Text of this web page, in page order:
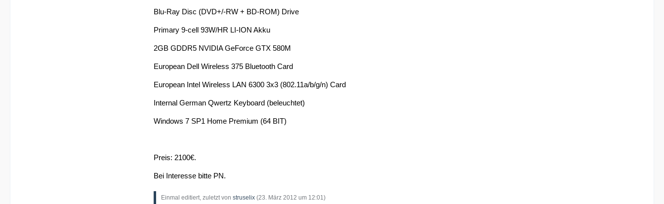
Blu-Ray Disc (DVD+/-RW + BD-ROM) Drive
Primary 9-cell 93W/HR LI-ION Akku
2GB GDDR5 NVIDIA GeForce GTX 580M
European Dell Wireless 375 Bluetooth Card
European Intel Wireless LAN 6300 3x3 (802.11a/b/g/n) Card
Internal German Qwertz Keyboard (beleuchtet)
Windows 7 SP1 Home Premium (64 BIT)
Preis: 2100€.
Bei Interesse bitte PN.
Einmal editiert, zuletzt von struselix (23. März 2012 um 12:01)